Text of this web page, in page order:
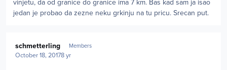
vinjetu, da od granice do granice ima 7 km. Bas kad sam ja isao
jedan je probao da zezne neku grkinju na tu pricu. Srecan put.
schmetterling Members
October 18, 20178 yr